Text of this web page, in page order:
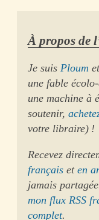
À propos de
Je suis Ploum
une fable
une machine à
soutenir,
votre libraire) !
Recevez
français eten
jamais
mon flux RSS
complet.